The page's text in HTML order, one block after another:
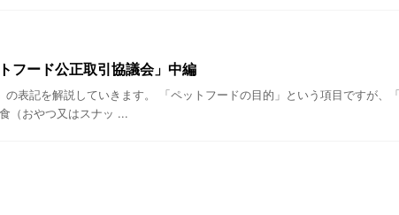
フード公正取引協議会」中編
表記を解説していきます。 「ペットフードの目的」という項目ですが、
（おやつ又はスナッ ...